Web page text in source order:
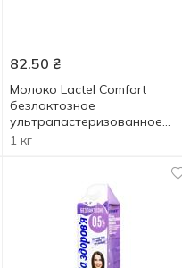
82.50 ₴
Молоко Lactel Comfort
безлактозное
ультрапастеризованное
1,5% 1000г
1 кг